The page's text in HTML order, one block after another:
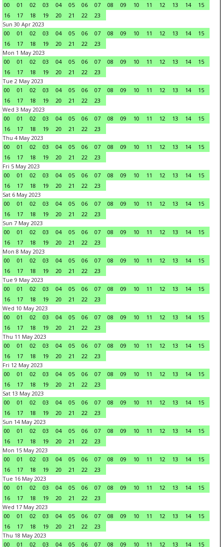
00
01 02 03 04 05 06 07 08 09 10 11 12 13 14
15
16
17 18 19 20 21 22
23
Sun 30 Apr 2023
00
01 02 03 04 05 06 07 08 09 10 11 12 13 14
15
16
17 18 19 20 21 22
23
Mon 1 May 2023
00
01 02 03 04 05 06 07 08 09 10 11 12 13 14
15
16
17 18 19 20 21 22
23
Tue 2 May 2023
00
01 02 03 04 05 06 07 08 09 10 11 12 13 14
15
16
17 18 19 20 21 22
23
Wed 3 May 2023
00
01 02 03 04 05 06 07 08 09 10 11 12 13 14
15
16
17 18 19 20 21 22
23
Thu 4 May 2023
00
01 02 03 04 05 06 07 08 09 10 11 12 13 14
15
16
17 18 19 20 21 22
23
Fri 5 May 2023
00
01 02 03 04 05 06 07 08 09 10 11 12 13 14
15
16
17 18 19 20 21 22
23
Sat 6 May 2023
00
01 02 03 04 05 06 07 08 09 10 11 12 13 14
15
16
17 18 19 20 21 22
23
Sun 7 May 2023
00
01 02 03 04 05 06 07 08 09 10 11 12 13 14
15
16
17 18 19 20 21 22
23
Mon 8 May 2023
00
01 02 03 04 05 06 07 08 09 10 11 12 13 14
15
16
17 18 19 20 21 22
23
Tue 9 May 2023
00
01 02 03 04 05 06 07 08 09 10 11 12 13 14
15
16
17 18 19 20 21 22
23
Wed 10 May 2023
00
01 02 03 04 05 06 07 08 09 10 11 12 13 14
15
16
17 18 19 20 21 22
23
Thu 11 May 2023
00
01 02 03 04 05 06 07 08 09 10 11 12 13 14
15
16
17 18 19 20 21 22
23
Fri 12 May 2023
00
01 02 03 04 05 06 07 08 09 10 11 12 13 14
15
16
17 18 19 20 21 22
23
Sat 13 May 2023
00
01 02 03 04 05 06 07 08 09 10 11 12 13 14
15
16
17 18 19 20 21 22
23
Sun 14 May 2023
00
01 02 03 04 05 06 07 08 09 10 11 12 13 14
15
16
17 18 19 20 21 22
23
Mon 15 May 2023
00
01 02 03 04 05 06 07 08 09 10 11 12 13 14
15
16
17 18 19 20 21 22
23
Tue 16 May 2023
00
01 02 03 04 05 06 07 08 09 10 11 12 13 14
15
16
17 18 19 20 21 22
23
Wed 17 May 2023
00
01 02 03 04 05 06 07 08 09 10 11 12 13 14
15
16
17 18 19 20 21 22
23
Thu 18 May 2023
00
01 02 03 04 05 06 07 08 09 10 11 12 13 14 15